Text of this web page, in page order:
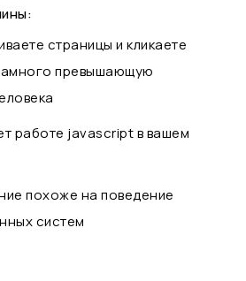
страницы и кликаете
превышающую
работе javascript в вашем
похоже на поведение
систем